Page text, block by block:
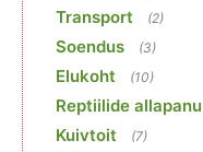
Transport (2)
Soendus (3)
Elukoht (10)
Reptiilide allapanu
Kuivtoit (7)